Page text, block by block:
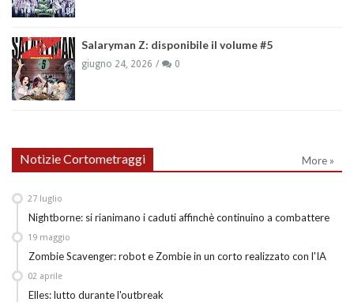
Salaryman Z: disponibile il volume #5
giugno 24, 2026 0
Notizie Cortometraggi More »
Nightborne: si rianimano i caduti affinchè continuino a combattere
27 luglio
Zombie Scavenger: robot e Zombie in un corto realizzato con l'IA
19 maggio
Elles: lutto durante l'outbreak
02 aprile